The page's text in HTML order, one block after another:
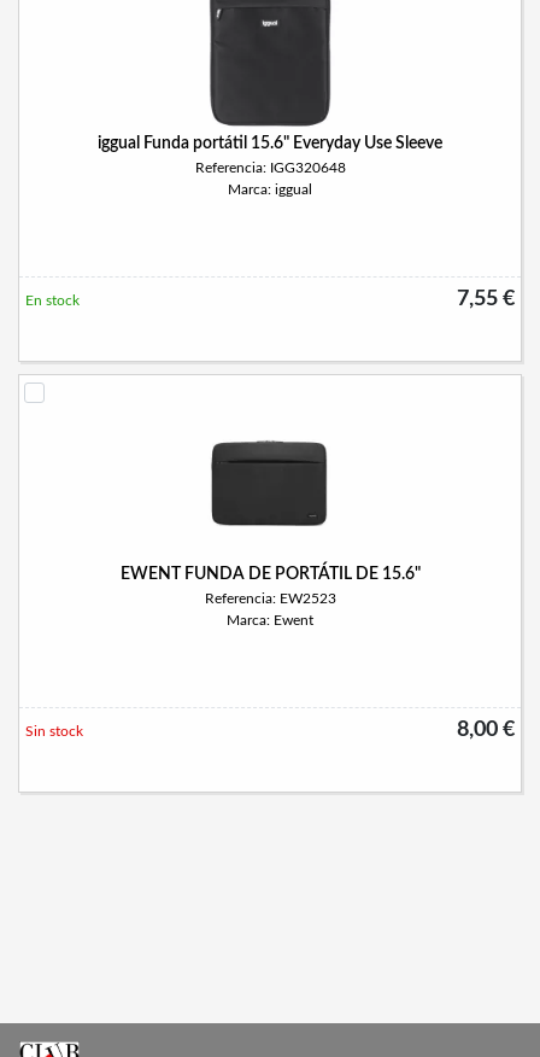
iggual Funda portátil 15.6" Everyday Use Sleeve
Referencia: IGG320648
Marca: iggual
7,55 €
En stock
EWENT FUNDA DE PORTÁTIL DE 15.6"
Referencia: EW2523
Marca: Ewent
8,00 €
Sin stock